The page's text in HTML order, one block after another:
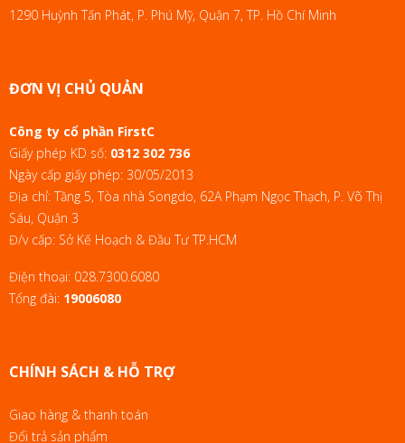
1290 Huỳnh Tấn Phát, P. Phú Mỹ, Quận 7, TP. Hồ Chí Minh
ĐƠN VỊ CHỦ QUẢN
Công ty cổ phần FirstC
Giấy phép KD số: 0312 302 736
Ngày cấp giấy phép: 30/05/2013
Địa chỉ: Tầng 5, Tòa nhà Songdo, 62A Phạm Ngọc Thạch, P. Võ Thị
Sáu, Quận 3
Đ/v cấp: Sở Kế Hoạch & Đầu Tư TP.HCM
Điện thoại: 028.7300.6080
Tổng đài: 19006080
CHÍNH SÁCH & HỖ TRỢ
Giao hàng & thanh toán
Đổi trả sản phẩm